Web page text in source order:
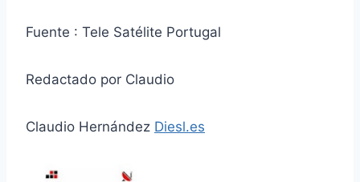
Fuente : Tele Satélite Portugal
Redactado por Claudio
Claudio Hernández Diesl.es